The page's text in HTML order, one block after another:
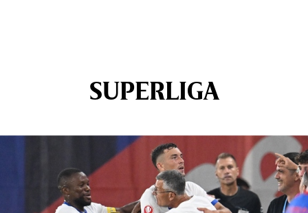
SUPERLIGA